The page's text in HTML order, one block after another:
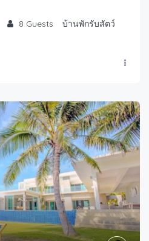
8 Guests
บ้านพักรับสัตว์